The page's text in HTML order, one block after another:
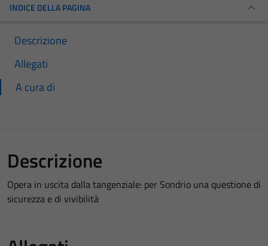
INDICE DELLA PAGINA
Descrizione
Allegati
A cura di
Descrizione
Opera in uscita dalla tangenziale: per Sondrio una questione di
sicurezza e di vivibilità